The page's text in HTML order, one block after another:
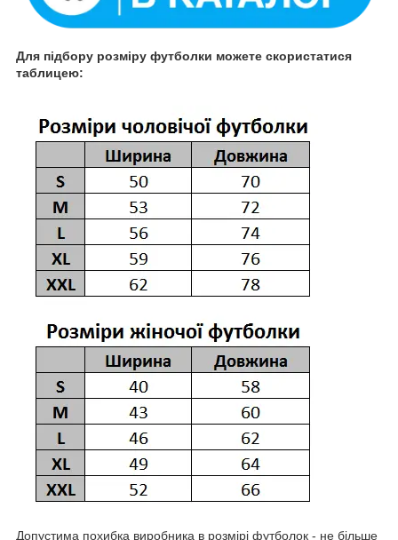
Для підбору розміру футболки можете скористатися
таблицею:
Допустима похибка виробника в розмірі футболок - не більше